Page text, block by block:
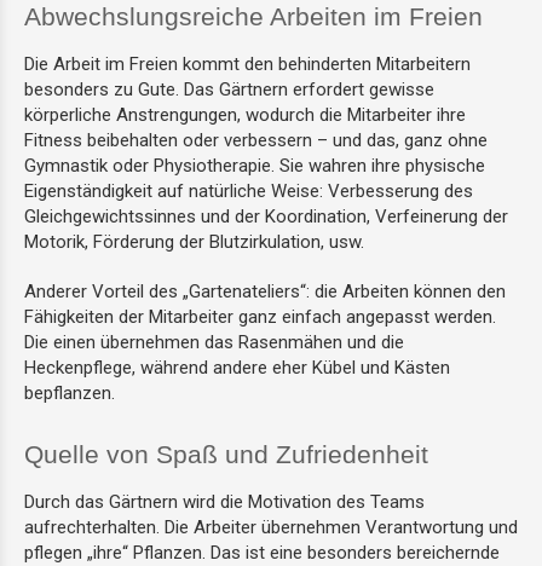
Abwechslungsreiche Arbeiten im Freien
Die Arbeit im Freien kommt den behinderten Mitarbeitern
besonders zu Gute. Das Gärtnern erfordert gewisse
körperliche Anstrengungen, wodurch die Mitarbeiter ihre
Fitness beibehalten oder verbessern – und das, ganz ohne
Gymnastik oder Physiotherapie. Sie wahren ihre physische
Eigenständigkeit auf natürliche Weise: Verbesserung des
Gleichgewichtssinnes und der Koordination, Verfeinerung der
Motorik, Förderung der Blutzirkulation, usw.
Anderer Vorteil des „Gartenateliers“: die Arbeiten können den
Fähigkeiten der Mitarbeiter ganz einfach angepasst werden.
Die einen übernehmen das Rasenmähen und die
Heckenpflege, während andere eher Kübel und Kästen
bepflanzen.
Quelle von Spaß und Zufriedenheit
Durch das Gärtnern wird die Motivation des Teams
aufrechterhalten. Die Arbeiter übernehmen Verantwortung und
pflegen „ihre“ Pflanzen. Das ist eine besonders bereichernde